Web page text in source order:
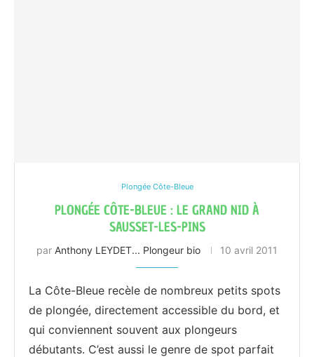
Plongée Côte-Bleue
PLONGÉE CÔTE-BLEUE : LE GRAND NID À
SAUSSET-LES-PINS
par Anthony LEYDET... Plongeur bio 10 avril 2011
La Côte-Bleue recèle de nombreux petits spots
de plongée, directement accessible du bord, et
qui conviennent souvent aux plongeurs
débutants. C’est aussi le genre de spot parfait